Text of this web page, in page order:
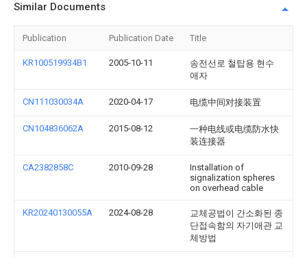
Similar Documents
Publication Publication Date Title
KR100519934B1 2005-10-11
송전선로 철탑용 현수
애자
CN111030034A 2020-04-17 电缆中间对接装置
CN104836062A 2015-08-12
一种电线或电缆防水快
装连接器
CA2382858C 2010-09-28
Installation of
signalization spheres
on overhead cable
KR20240130055A 2024-08-28
교체공법이 간소화된 종
단접속함의 자기애관 교
체방법